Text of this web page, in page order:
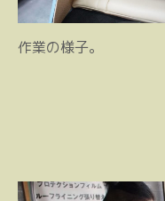
作業の様子。